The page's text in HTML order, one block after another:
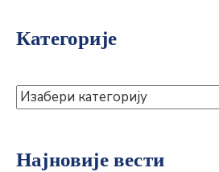
Категорије
Најновије вести